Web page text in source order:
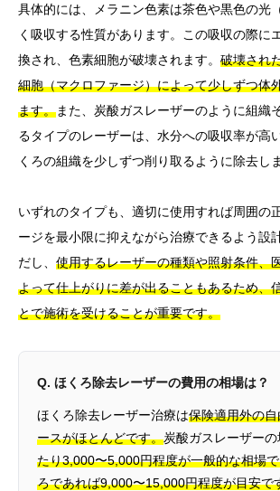
具体的には、メラニン色素は茶色や黒色の光
く吸収する性質があります。この吸収の際に
換され、色素細胞が破壊されます。 破壊され
細胞（マクロファージ）によって少しずつ体
ます。また、炭酸ガスレーザーのように組織
るタイプのレーザーは、水分への吸収率が高
くろの組織を少しずつ削り取るように除去しま
いずれのタイプも、適切に使用すれば周囲の
ージを最小限に抑えながら治療できるよう設
だし、 使用するレーザーの種類や照射条件、
よって仕上がりに差が出ることもあるため、
とで施術を受けることが重要です。
Q. ほくろ除去レーザーの費用の相場は？
ほくろ除去レーザー治療は保険適用外の
ースがほとんどです。炭酸ガスレーザーの
たり3,000〜5,000円程度が一般的な相場
ろであれば9,000〜15,000円程度が目安で